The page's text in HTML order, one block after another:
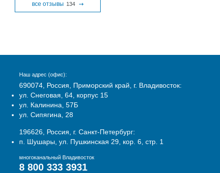
все отзывы 134
Наш адрес (офис):
690074, Россия, Приморский край, г. Владивосток:
ул. Снеговая, 64, корпус 15
ул. Калинина, 57Б
ул. Сипягина, 28
196626, Россия, г. Санкт-Петербург:
п. Шушары, ул. Пушкинская 29, кор. 6, стр. 1
многоканальный Владивосток
8 800 333 3931